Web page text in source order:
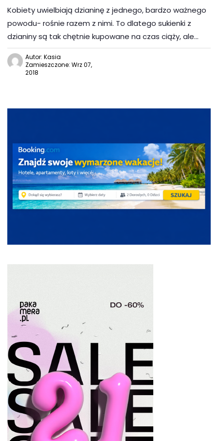
Kobiety uwielbiają dzianinę z jednego, bardzo ważnego
powodu- rośnie razem z nimi. To dlatego sukienki z
dzianiny są tak chętnie kupowane na czas ciąży, ale…
Autor: Kasia
Zamieszczone: Wrz 07,
2018